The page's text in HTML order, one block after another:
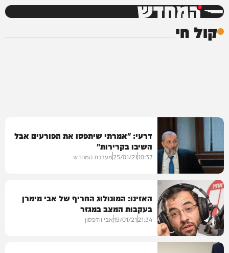
המחדש
קול חי
דרעי: "אמרתי שיתפסו את הפורעים אבל
השיבו בקרירות"
10:37
25/01/21מערכת המחדש
האזינו: המונולוג החריף של אבי מימרן
בעקבות המצב במגזר
21:34
19/01/21אבי וולפסון